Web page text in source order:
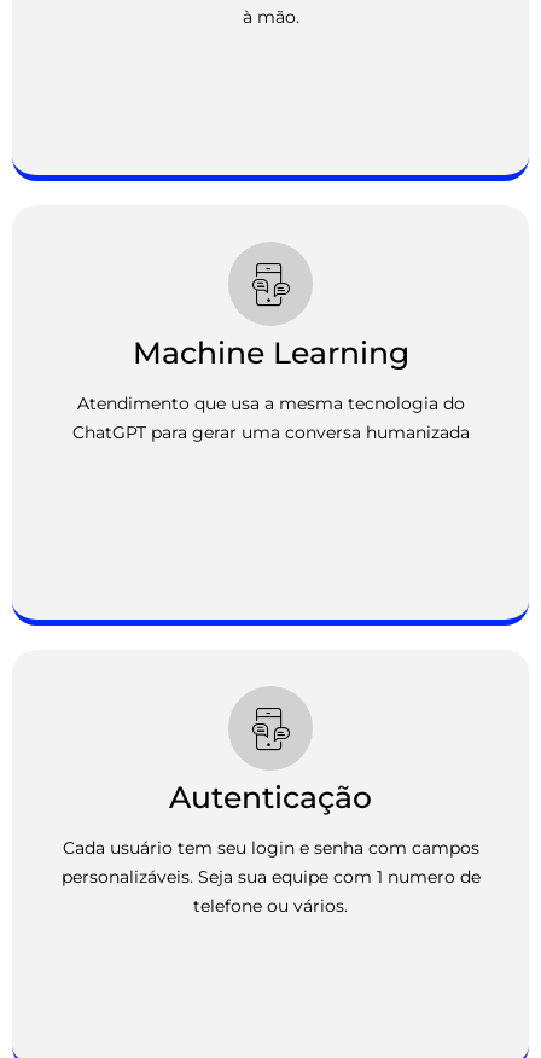
à mão.
Machine Learning
Atendimento que usa a mesma tecnologia do
ChatGPT para gerar uma conversa humanizada
Autenticação
Cada usuário tem seu login e senha com campos
personalizáveis. Seja sua equipe com 1 numero de
telefone ou vários.